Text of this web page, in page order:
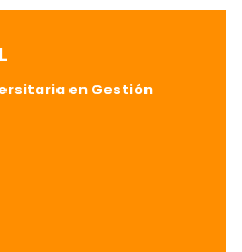
en Gestión